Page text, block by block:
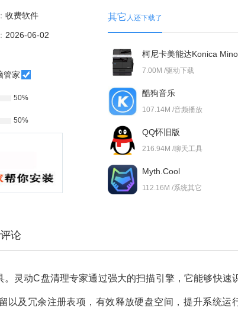
收费软件
2026-06-02
管家
50%
50%
其它 人还下载了
7.00M /驱动下载
酷狗音乐
107.14M /音频播放
QQ怀旧版
216.94M /聊天工具
Myth.Cool
112.16M /系统其它
论
灵动C盘清理专家通过强大的扫描引擎，它能够快速
以及冗余注册表项，有效释放硬盘空间，提升系统运